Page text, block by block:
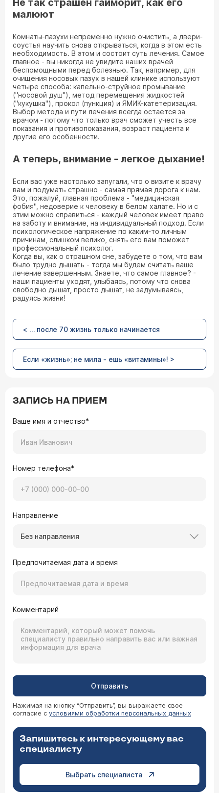
Не так страшен гайморит, как его
малюют
Комнаты-пазухи непременно нужно очистить, а двери-
соустья научить снова открываться, когда в этом есть
необходимость. В этом и состоит суть лечения. Самое
главное - вы никогда не увидите наших врачей
беспомощными перед болезнью. Так, например, для
очищения носовых пазух в нашей клинике используют
четыре способа: капельно-струйное промывание
("носовой душ"), метод перемещения жидкостей
("кукушка"), прокол (пункция) и ЯМИК-катетеризация.
Выбор метода и пути лечения всегда остается за
врачом - потому что только врач сможет учесть все
показания и противопоказания, возраст пациента и
другие его особенности.
А теперь, внимание - легкое дыхание!
Если вас уже настолько запугали, что о визите к врачу
вам и подумать страшно - самая прямая дорога к нам.
Это, пожалуй, главная проблема - "медицинская
фобия", недоверие к человеку в белом халате. Но и с
этим можно справиться - каждый человек имеет право
на заботу и внимание, на индивидуальный подход. Если
психологическое напряжение по каким-то личным
причинам, слишком велико, снять его вам поможет
профессиональный психолог.
Когда вы, как о страшном сне, забудете о том, что вам
было трудно дышать - тогда мы будем считать ваше
лечение завершенным. Знаете, что самое главное? -
наши пациенты уходят, улыбаясь, потому что снова
свободно дышат, просто дышат, не задумываясь,
радуясь жизни!
< … после 70 жизнь только начинается
Если «жизнь»; не мила - ешь «витамины»! >
ЗАПИСЬ НА ПРИЕМ
Ваше имя и отчество*
Номер телефона*
Направление
Без направления
Предпочитаемая дата и время
Комментарий
Отправить
Нажимая на кнопку “Отправить”, вы выражаете свое
согласие с условиями обработки персональных данных
Запишитесь к интересующему вас
специалисту
Выбрать специалиста